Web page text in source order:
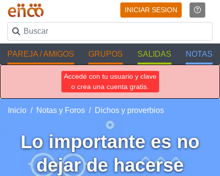
INICIAR SESION
PAREJA / AMIGOS GRUPOS SALIDAS NOTAS
Accedé con tu usuario y clave
o crea una cuenta gratis.
Inicio Notas y Foros Dichos y proverbios
Lo importante es no
dejar de hacerse